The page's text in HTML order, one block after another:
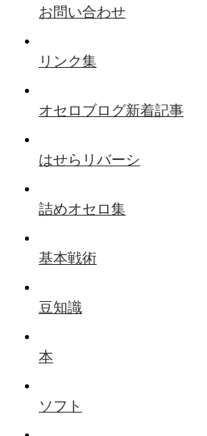
お問い合わせ
リンク集
オセロブログ新着記事
はせらリバーシ
詰めオセロ集
基本戦術
豆知識
本
ソフト